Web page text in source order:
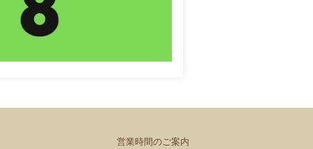
営業時間のご案内